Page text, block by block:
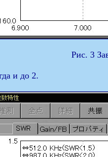
Рис. 3
и до 2.